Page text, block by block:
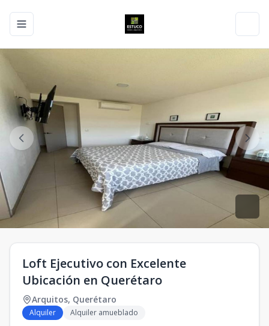
Toggle navigation menu
Loft Ejecutivo con Excelente
Ubicación en Querétaro
Arquitos, Querétaro
Alquiler Alquiler amueblado